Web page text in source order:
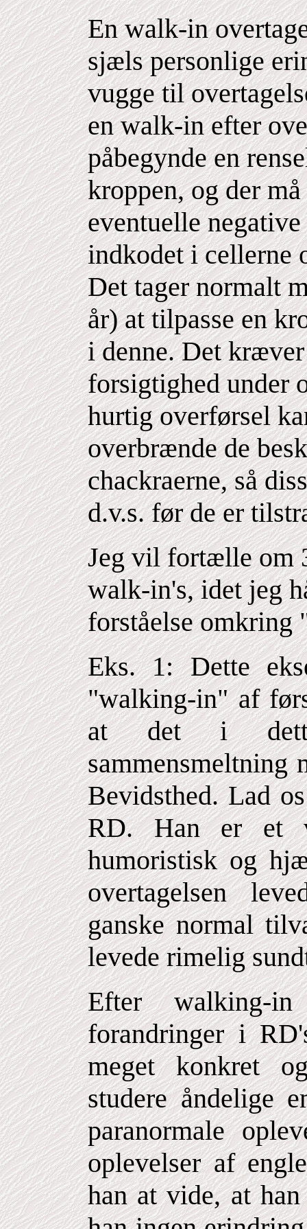
En walk-in
sjæls personlige
vugge til
en walk-in efter
påbegynde en
kroppen, og der
eventuelle
indkodet i cellerne
Det tager normalt
år) at tilpasse en
i denne. Det
forsigtighed under
hurtig overførsel
overbrænde de
chackraerne, så
d.v.s. før de er
Jeg vil fortælle om
walk-in's, idet jeg
forståelse
Eks. 1: Dette
"walking-in" af
at det i
sammensmeltning
Bevidsthed. Lad
RD. Han er et
humoristisk og
overtagelsen
ganske normal
levede rimelig
Efter walking-
forandringer i
meget konkret
studere åndelige
paranormale
oplevelser af
han at vide, at